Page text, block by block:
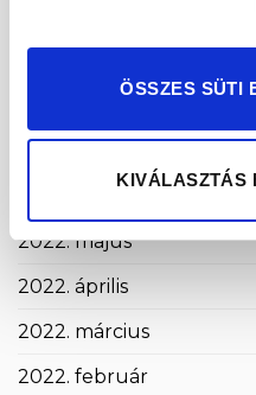
ÖSSZES SÜTI
KIVÁLASZTÁS
2022. május
2022. április
2022. március
2022. február